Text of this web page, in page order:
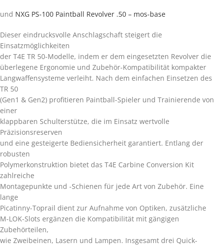
und NXG PS-100 Paintball Revolver .50 – mos-base
Dieser eindrucksvolle Anschlagschaft steigert die
Einsatzmöglichkeiten
der T4E TR 50-Modelle, indem er dem eingesetzten Revolver die
überlegene Ergonomie und Zubehör-Kompatibilität kompakter
Langwaffensysteme verleiht. Nach dem einfachen Einsetzen des
TR 50
(Gen1 & Gen2) profitieren Paintball-Spieler und Trainierende von
einer
klappbaren Schulterstütze, die im Einsatz wertvolle
Präzisionsreserven
und eine gesteigerte Bediensicherheit garantiert. Entlang der
robusten
Polymerkonstruktion bietet das T4E Carbine Conversion Kit
zahlreiche
Montagepunkte und -Schienen für jede Art von Zubehör. Eine
lange
Picatinny-Toprail dient zur Aufnahme von Optiken, zusätzliche
M-LOK-Slots ergänzen die Kompatibilität mit gängigen
Zubehörteilen,
wie Zweibeinen, Lasern und Lampen. Insgesamt drei Quick-